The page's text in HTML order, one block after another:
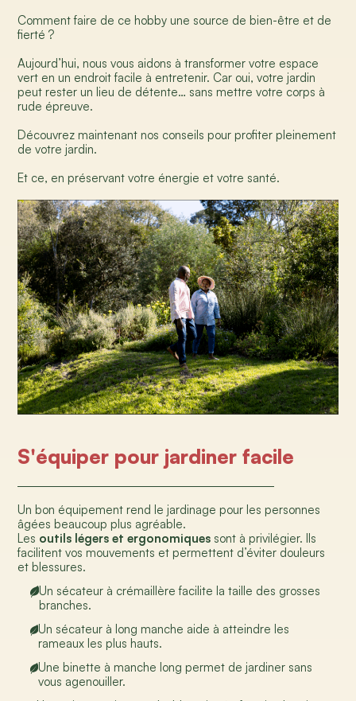
Comment faire de ce hobby une source de bien-être et de
fierté ?
Aujourd’hui, nous vous aidons à transformer votre espace
vert en un endroit facile à entretenir. Car oui, votre jardin
peut rester un lieu de détente… sans mettre votre corps à
rude épreuve.
Découvrez maintenant nos conseils pour profiter pleinement
de votre jardin.
Et ce, en préservant votre énergie et votre santé.
S'équiper pour jardiner facile
Un bon équipement rend le jardinage pour les personnes
âgées beaucoup plus agréable.
Les outils légers et ergonomiques sont à privilégier. Ils
facilitent vos mouvements et permettent d’éviter douleurs
et blessures.
Un sécateur à crémaillère facilite la taille des grosses
branches.
Un sécateur à long manche aide à atteindre les
rameaux les plus hauts.
Une binette à manche long permet de jardiner sans
vous agenouiller.